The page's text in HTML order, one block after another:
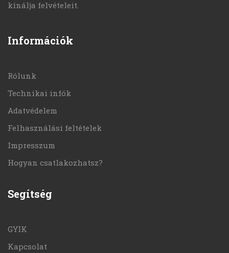
kínálja felvételeit.
Információk
Rólunk
Technikai infók
Adatvédelem
Felhasználási feltételek
Impresszum
Hogyan csatlakozhatsz?
Segítség
GYIK
Kapcsolat